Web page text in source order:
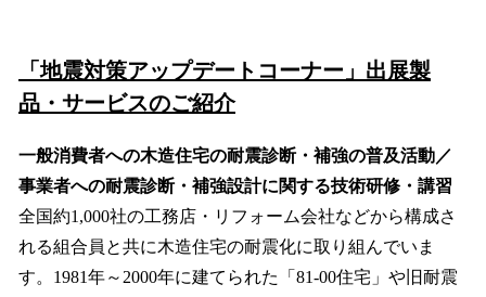
「地震対策アップデートコーナー」 出展製
品・サービスのご紹介
一般消費者への木造住宅の耐震診断・補強の普及活動／
事業者への耐震診断・補強設計に関する技術研修・講習
全国約1,000社の工務店・リフォーム会社などから構成さ
れる組合員と共に木造住宅の耐震化に取り組んでいま
す。1981年～2000年に建てられた「81-00住宅」や旧耐震